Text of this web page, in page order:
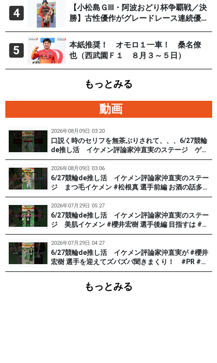
4
【小松島ＧⅢ・阿波おどり杯争覇戦／決
勝】古性優作がグレードレース連続優
5
本紙推奨！ オモロ１一車！ 桑名僚
也（西武園Ｆ１ ８月３～５日）
もっとみる
動画
2026年08月09日 03:20
口説く時のセリフを無茶ぶりされて、、、6/27競輪
de推し活 イケメン評論家沖直実のステージ ゲス
ト #松根真 選手（東京90期）後編 #PR #松戸けい
りん
2026年08月09日 03:06
6/27競輪de推し活 イケメン評論家沖直実のステー
ジ まつ毛イケメン #松根真 選手前編 お酒の話多め
です。 #PR #松戸けいりん
2026年07月29日 05:27
6/27競輪de推し活 イケメン評論家沖直実のステー
ジ 美肌イケメン #櫻井宏樹 選手後編 目指すは #田
中みな実 !? #PR #松戸けいりん
2026年07月29日 04:27
6/27競輪de推し活 イケメン評論家沖直実が #櫻井
宏樹 選手を迎えてズバズバ聞きまくり！ #PR #松
戸けいりん #和田健太郎
もっとみる